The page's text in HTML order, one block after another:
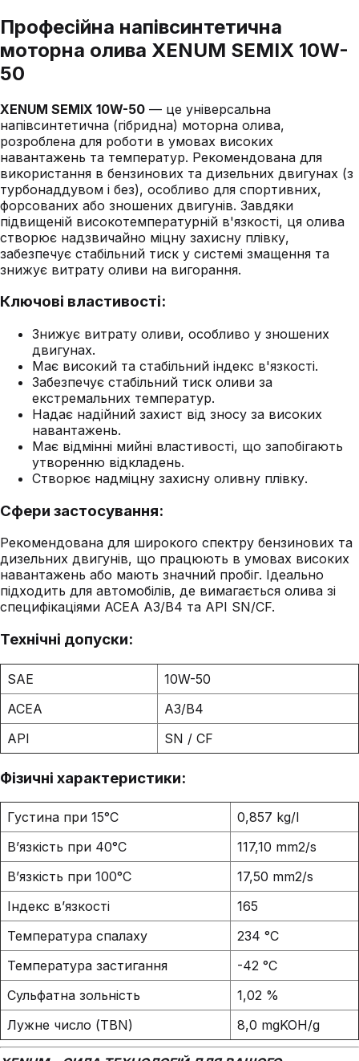
Професійна напівсинтетична
моторна олива XENUM SEMIX 10W-
50
XENUM SEMIX 10W-50 — це універсальна
напівсинтетична (гібридна) моторна олива,
розроблена для роботи в умовах високих
навантажень та температур. Рекомендована для
використання в бензинових та дизельних двигунах (з
турбонаддувом і без), особливо для спортивних,
форсованих або зношених двигунів. Завдяки
підвищеній високотемпературній в'язкості, ця олива
створює надзвичайно міцну захисну плівку,
забезпечує стабільний тиск у системі змащення та
знижує витрату оливи на вигорання.
Ключові властивості:
Знижує витрату оливи, особливо у зношених
двигунах.
Має високий та стабільний індекс в'язкості.
Забезпечує стабільний тиск оливи за
екстремальних температур.
Надає надійний захист від зносу за високих
навантажень.
Має відмінні мийні властивості, що запобігають
утворенню відкладень.
Створює надміцну захисну оливну плівку.
Сфери застосування:
Рекомендована для широкого спектру бензинових та
дизельних двигунів, що працюють в умовах високих
навантажень або мають значний пробіг. Ідеально
підходить для автомобілів, де вимагається олива зі
специфікаціями ACEA A3/B4 та API SN/CF.
Технічні допуски:
SAE
10W-50
ACEA
A3/B4
API
SN / CF
Фізичні характеристики:
Густина при 15°C
0,857 kg/l
В’язкість при 40°C
117,10 mm2/s
В’язкість при 100°C
17,50 mm2/s
Індекс в’язкості
165
Температура спалаху
234 °C
Температура застигання
-42 °C
Сульфатна зольність
1,02 %
Лужне число (TBN)
8,0 mgKOH/g